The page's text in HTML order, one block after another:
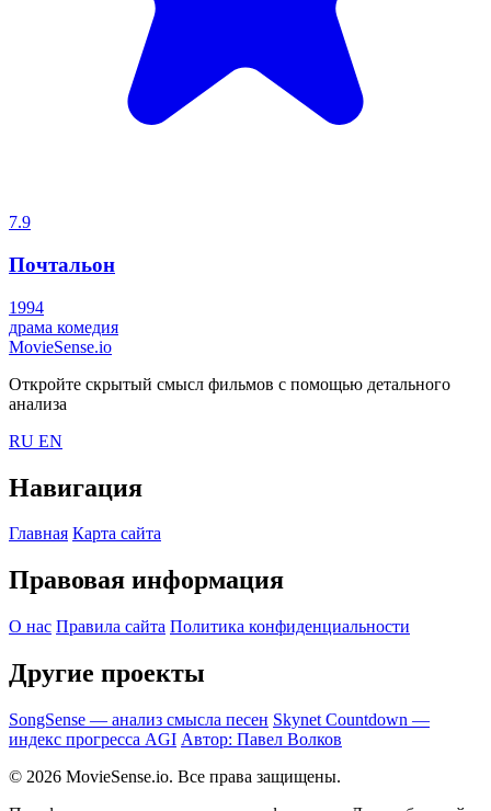
7.9
Почтальон
1994
драма комедия
MovieSense.io
Откройте скрытый смысл фильмов с помощью детального
анализа
RU EN
Навигация
Главная Карта сайта
Правовая информация
О нас Правила сайта Политика конфиденциальности
Другие проекты
SongSense — анализ смысла песен Skynet Countdown —
индекс прогресса AGI Автор: Павел Волков
© 2026 MovieSense.io. Все права защищены.